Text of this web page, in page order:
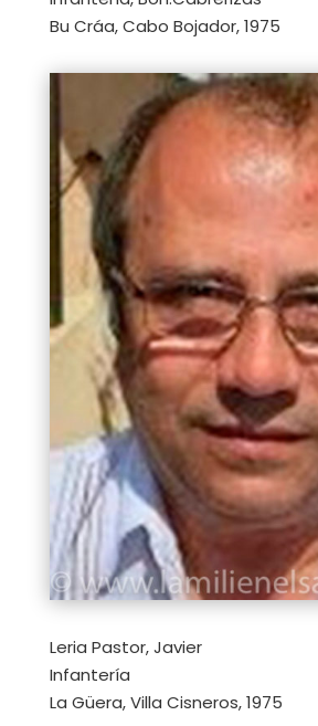
Bu Cráa, Cabo Bojador, 1975
Leria Pastor, Javier
Infantería
La Güera, Villa Cisneros, 1975